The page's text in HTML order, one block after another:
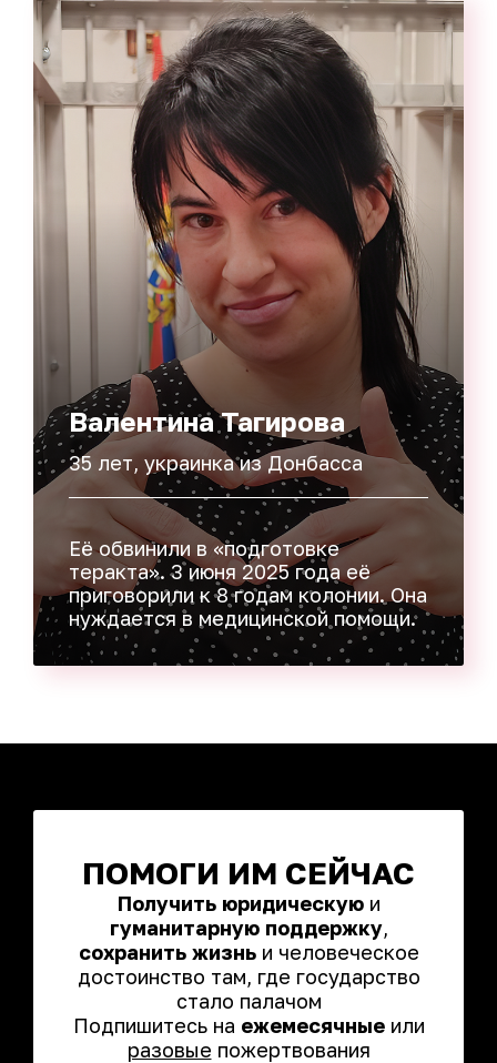
Валентина Тагирова
35 лет, украинка из Донбасса
Eё обвинили в «подготовке
теракта». 3 июня 2025 года её
приговорили к 8 годам колонии. Она
нуждается в медицинской помощи.
ПОМОГИ ИМ СЕЙЧАС
Получить юридическуюи
гуманитарную поддержку,
сохранить жизньи человеческое
достоинство там, где государство
стало палачом
Подпишитесь на ежемесячныеили
разовые пожертвования